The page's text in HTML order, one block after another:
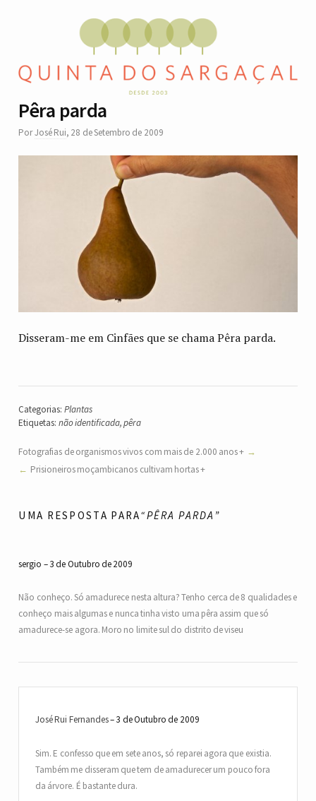
Pêra parda
PorJosé Rui, 28 de Setembro de 2009
Disseram-me em Cinfães que se chama Pêra parda.
Categorias: Plantas
Etiquetas: não identificada,pêra
Fotografias de organismos vivos com mais de 2.000 anos +
Prisioneiros moçambicanos cultivam hortas +
UMA RESPOSTA PARA“PÊRA PARDA”
sergio 3 de Outubro de 2009
Não conheço. Só amadurece nesta altura? Tenho cerca de 8 qualidades e
conheço mais algumas e nunca tinha visto uma pêra assim que só
amadurece-se agora. Moro no limite sul do distrito de viseu
José Rui Fernandes 3 de Outubro de 2009
Sim. E confesso que em sete anos, só reparei agora que existia.
Também me disseram que tem de amadurecer um pouco fora
da árvore. É bastante dura.